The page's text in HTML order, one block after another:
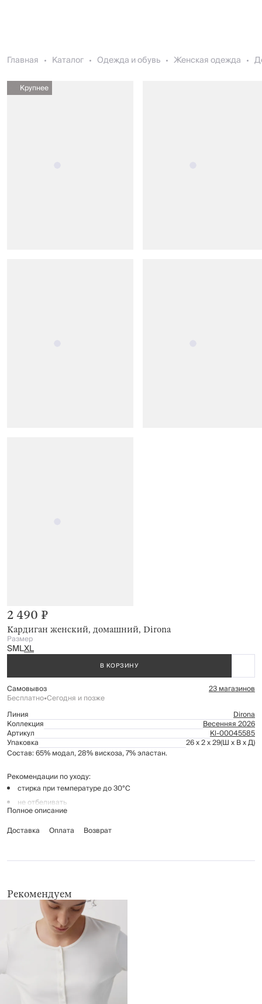
Главная Каталог Одежда и обувь Женская одежда
Крупнее
Кардиган женский, домашний, Dirona
2 490 ₽
Размер
SMLXL
В КОРЗИНУ
Самовывоз 23 магазинов
Бесплатно•Сегодня и позже
Линия
Dirona
Коллекция Весенняя 2026
Артикул Kl-00045585
Упаковка 26 x 2 x 29(Ш x В x Д)
Состав: 65% модал, 28% вискоза, 7% эластан.
Рекомендации по уходу:
стирка при температуре до 30°C
не отбеливать
гладить при температуре до 110°C
химчистка запрещена
Полное описание
Доставка
Оплата Возврат
Рекомендуем